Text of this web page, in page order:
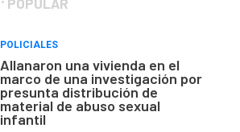
POLICIALES
Allanaron una vivienda en el
marco de una investigación por
presunta distribución de
material de abuso sexual
infantil